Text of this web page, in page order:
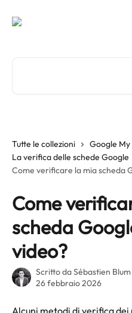
Tutte le collezioni
Google My
La verifica delle schede Google
Come verificare la mia scheda
Come
scheda
video?
Scritto daSébastien Blum
26 febbraio 2026
Alcuni metodi di verifica